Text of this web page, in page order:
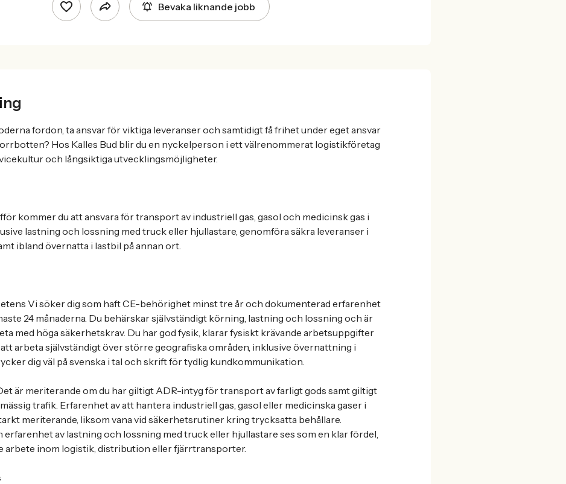
Bevaka liknande jobb
fordon, ta ansvar för viktiga leveranser och samtidigt få frihet under eget ansvar
Hos Kalles Bud blir du en nyckelperson i ett välrenommerat logistikföretag
och långsiktiga utvecklingsmöjligheter.
kommer du att ansvara för transport av industriell gas, gasol och medicinsk gas i
lastning och lossning med truck eller hjullastare, genomföra säkra leveranser i
ibland övernatta i lastbil på annan ort.
Vi söker dig som haft CE-behörighet minst tre år och dokumenterad erfarenhet
24 månaderna. Du behärskar självständigt körning, lastning och lossning och är
med höga säkerhetskrav. Du har god fysik, klarar fysiskt krävande arbetsuppgifter
arbeta självständigt över större geografiska områden, inklusive övernattning i
dig väl på svenska i tal och skrift för tydlig kundkommunikation.
är meriterande om du har giltigt ADR-intyg för transport av farligt gods samt giltigt
trafik. Erfarenhet av att hantera industriell gas, gasol eller medicinska gaser i
meriterande, liksom vana vid säkerhetsrutiner kring trycksatta behållare.
av lastning och lossning med truck eller hjullastare ses som en klar fördel,
arbete inom logistik, distribution eller fjärrtransporter.